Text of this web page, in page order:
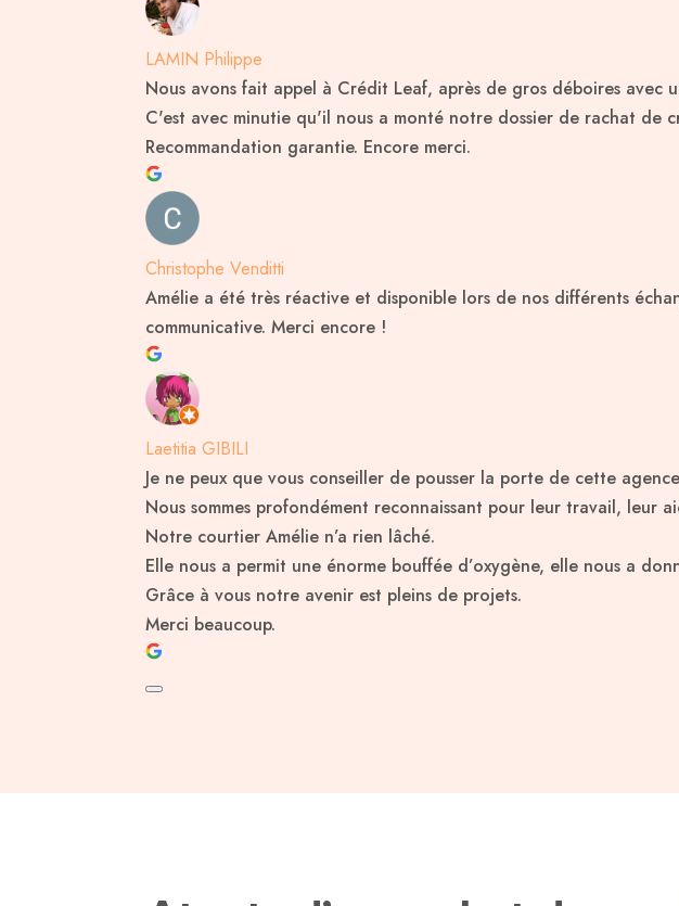
LAMIN Philippe
Nous avons fait appel à Crédit Leaf, après de gros déboires avec
C'est avec minutie qu'il nous a monté notre dossier de rachat de
Recommandation garantie. Encore merci.
Christophe Venditti
Amélie a été très réactive et disponible lors de nos différents
communicative. Merci encore !
Laetitia GIBILI
Je ne peux que vous conseiller de pousser la porte de cette
Nous sommes profondément reconnaissant pour leur travail, leur
Notre courtier Amélie n’a rien lâché.
Elle nous a permit une énorme bouffée d’oxygène, elle nous a
Grâce à vous notre avenir est pleins de projets.
Merci beaucoup.